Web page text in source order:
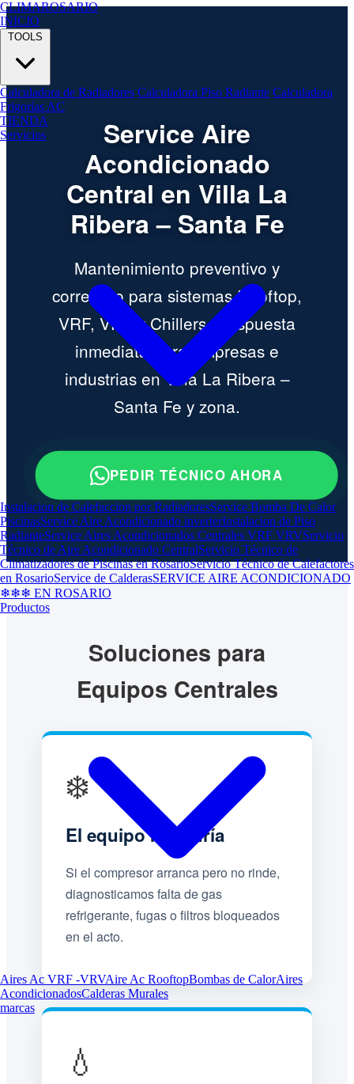
CLIMAROSARIO
INICIO
TOOLS
Calculadora de Radiadores Calculadora Piso Radiante Calculadora
Frigorías AC
TIENDA
Servicios
Instalacion de Calefaccion por RadiadoresService Bomba De Calor
PiscinasService Aire Acondicionado inverterInstalacion de Piso
RadianteService Aires Acondicionados Centrales VRF VRVServicio
Técnico de Aire Acondicionado CentralServicio Técnico de
Climatizadores de Piscinas en RosarioServicio Técnico de Calefactores
en RosarioService de CalderasSERVICE AIRE ACONDICIONADO
❄❄❄ EN ROSARIO
Productos
Aires Ac VRF -VRVAire Ac RooftopBombas de CalorAires
AcondicionadosCalderas Murales
marcas
Service Aire
Acondicionado
Central en Villa La
Ribera – Santa Fe
Mantenimiento preventivo y
correctivo para sistemas Rooftop,
VRF, VRV y Chillers. Respuesta
inmediata para empresas e
industrias en Villa La Ribera –
Santa Fe y zona.
PEDIR TÉCNICO AHORA
Soluciones para
Equipos Centrales
❄️
El equipo no enfría
Si el compresor arranca pero no rinde,
diagnosticamos falta de gas
refrigerante, fugas o filtros bloqueados
en el acto.
💧